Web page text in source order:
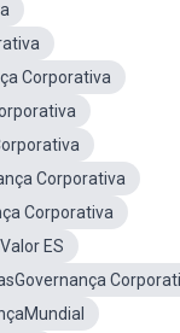
Corporativa
Corporativa
Corporativa
ES